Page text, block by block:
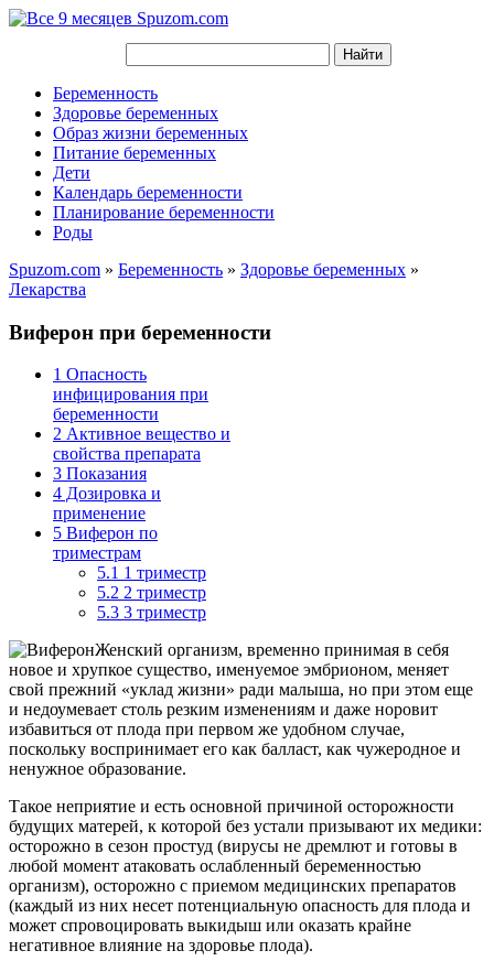
Беременность
Здоровье беременных
Образ жизни беременных
Питание беременных
Дети
Календарь беременности
Планирование беременности
Роды
Spuzom.com » Беременность » Здоровье беременных »
Лекарства
Виферон при беременности
1 Опасность
инфицирования при
беременности
2 Активное вещество и
свойства препарата
3 Показания
4 Дозировка и
применение
5 Виферон по
триместрам
5.1 1 триместр
5.2 2 триместр
5.3 3 триместр
Женский организм, временно принимая в себя
новое и хрупкое существо, именуемое эмбрионом, меняет
свой прежний «уклад жизни» ради малыша, но при этом еще
и недоумевает столь резким изменениям и даже норовит
избавиться от плода при первом же удобном случае,
поскольку воспринимает его как балласт, как чужеродное и
ненужное образование.
Такое неприятие и есть основной причиной осторожности
будущих матерей, к которой без устали призывают их медики:
осторожно в сезон простуд (вирусы не дремлют и готовы в
любой момент атаковать ослабленный беременностью
организм), осторожно с приемом медицинских препаратов
(каждый из них несет потенциальную опасность для плода и
может спровоцировать выкидыш или оказать крайне
негативное влияние на здоровье плода).